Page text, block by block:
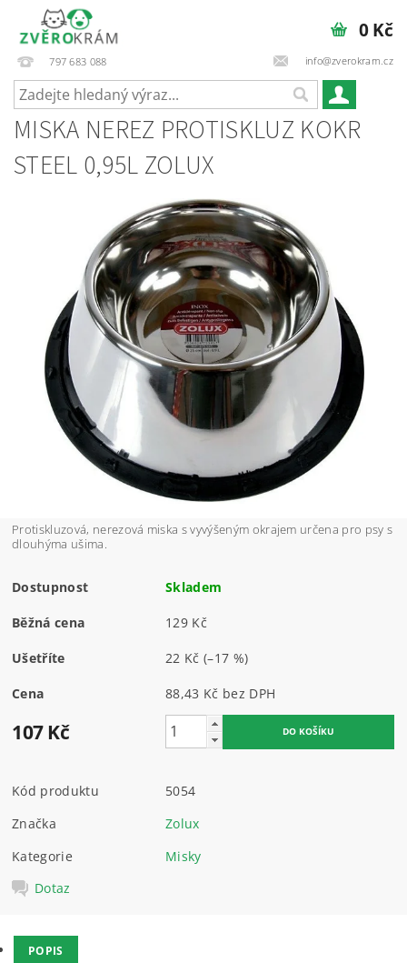
797 683 088 info@zverokram.cz
0 Kč
MISKA NEREZ PROTISKLUZ KOKR
STEEL 0,95L ZOLUX
Protiskluzová, nerezová miska s vyvýšeným okrajem určena pro psy s
dlouhýma ušima.
Dostupnost Skladem
Běžná cena 129 Kč
Ušetříte 22 Kč(–17 %)
Cena 88,43 Kč bez DPH
107 Kč
Kód produktu
5054
Značka
Zolux
Kategorie
Misky
Dotaz
POPIS